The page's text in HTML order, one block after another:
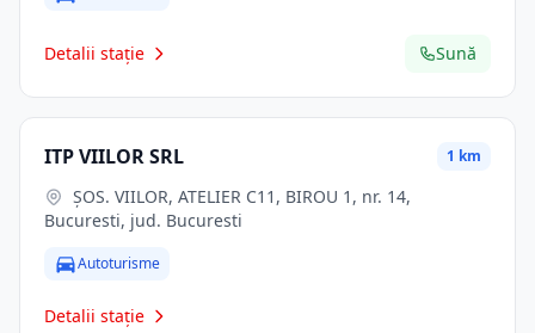
Detalii stație Sună
ITP VIILOR SRL 1 km
Bucuresti, jud. Bucuresti
Autoturisme
Detalii stație